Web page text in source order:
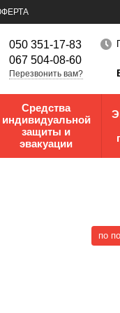
050 351-17-83
067 504-08-60
Перезвонить вам?
Средства
индивидуальной
защиты и
эвакуации
по